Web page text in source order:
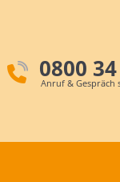
0800
Anruf & Gespräch